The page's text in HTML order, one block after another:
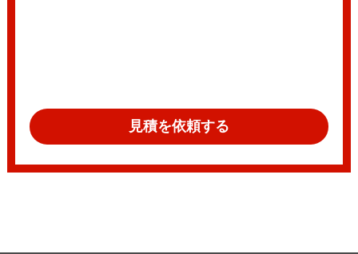
見積を依頼する